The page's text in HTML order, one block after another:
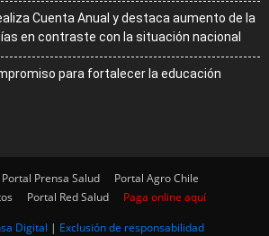
Cuenta Anual y destaca aumento de la
en contraste con la situación nacional
para fortalecer la educación
Portal Prensa Salud
Portal Agro Chile
Portal Red Salud
Paga online aquí
Digital | Exclusión de responsabilidad